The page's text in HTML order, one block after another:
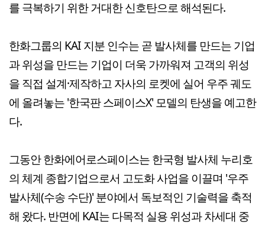
를 극복하기 위한 거대한 신호탄으로 해석된다.
한화그룹의 KAI 지분 인수는 곧 발사체를 만드는 기업
과 위성을 만드는 기업이 더욱 가까워져 고객의 위성
을 직접 설계·제작하고 자사의 로켓에 실어 우주 궤도
에 올려놓는 '한국판 스페이스X' 모델의 탄생을 예고한
다.
그동안 한화에어로스페이스는 한국형 발사체 누리호
의 체계 종합기업으로서 고도화 사업을 이끌며 '우주
발사체(수송 수단)' 분야에서 독보적인 기술력을 축적
해 왔다. 반면에 KAI는 다목적 실용 위성과 차세대 중